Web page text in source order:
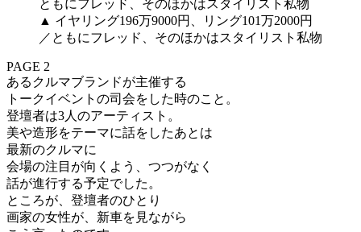
▲ イヤリング196万9000円、リング101万2000円
／ともにフレッド、そのほかはスタイリスト私物
PAGE 2
あるクルマブランドが主催する
トークイベントの司会をした時のこと。
登壇者は3人のアーティスト。
美や造形をテーマに話をしたあとは
最新のクルマに
会場の注目が向くよう、つつがなく
話が進行する予定でした。
ところが、登壇者のひとり
画家の女性が、新車を見ながら